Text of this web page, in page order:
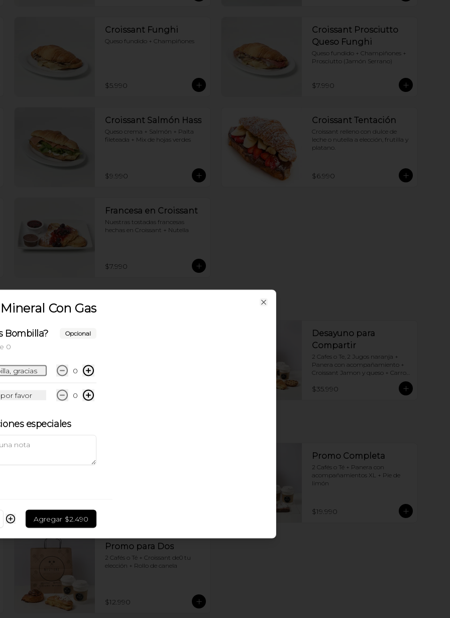
Croissant Funghi
Queso fundido + Champiñones
$5.990
Croissant Prosciutto
Queso Funghi
Queso fundido + Champiñones +
Prosciutto (Jamón Serrano)
$7.990
Croissant Salmón Hass
Queso crema + Salmón + Palta
fileteada + Mix de hojas verdes
$9.990
Croissant Tentación
Croissant relleno con dulce de
leche o nutella a elección, frutilla y
platano.
$6.990
Francesa en Croissant
Nuestras tostadas francesas
hechas en Croissant + Nutella
$7.990
Desayuno para
Compartir
2 Cafes o Te, 2 Jugos naranja +
Panera con acompañamiento +
Croissant Jamon y queso + Carrot
$35.990
Promo Completa
2 Cafés o Té + Panera con
acompañamientos XL + Pie de
limón
$19.990
Promo para Dos
2 Cafés o Té + Croissant de0 tu
elección + Rollo de canela
$12.990
Con Gas
Bombilla? Opcional
0
gracias 0
favor 0
especiales
Agregar $2.490